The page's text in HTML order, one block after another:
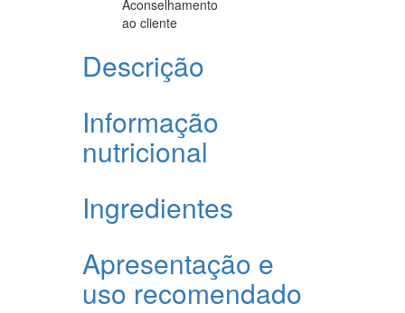
Aconselhamento
ao cliente
Descrição
Informação
nutricional
Ingredientes
Apresentação e
uso recomendado